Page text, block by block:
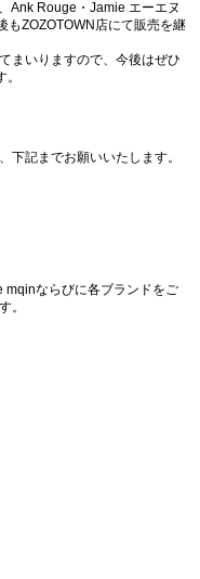
Ank Rouge・Jamie エーエヌ
もZOZOTOWN店にて販売を継
まいりますので、今後はぜひ
下記までお願いいたします。
ならびに各ブランドをご
。